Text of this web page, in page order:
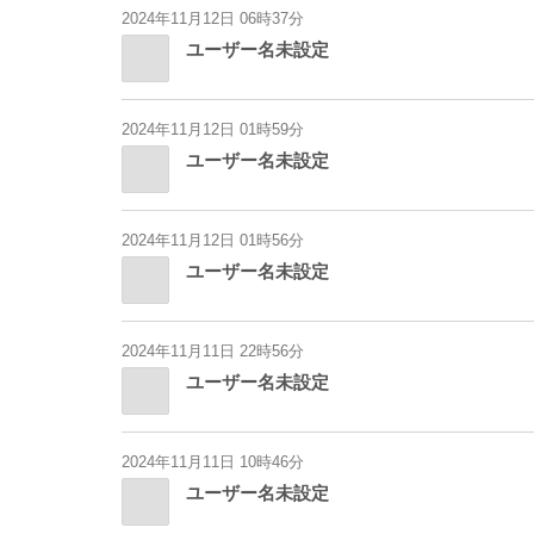
2024年11月12日 06時37分
ユーザー名未設定
2024年11月12日 01時59分
ユーザー名未設定
2024年11月12日 01時56分
ユーザー名未設定
2024年11月11日 22時56分
ユーザー名未設定
2024年11月11日 10時46分
ユーザー名未設定